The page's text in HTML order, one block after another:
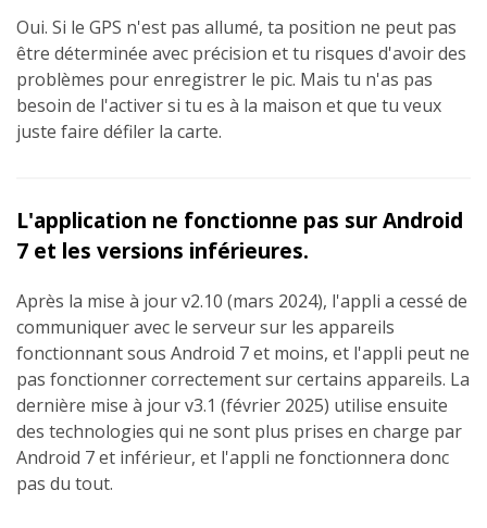
Oui. Si le GPS n'est pas allumé, ta position ne peut pas
être déterminée avec précision et tu risques d'avoir des
problèmes pour enregistrer le pic. Mais tu n'as pas
besoin de l'activer si tu es à la maison et que tu veux
juste faire défiler la carte.
L'application ne fonctionne pas sur Android
7 et les versions inférieures.
Après la mise à jour v2.10 (mars 2024), l'appli a cessé de
communiquer avec le serveur sur les appareils
fonctionnant sous Android 7 et moins, et l'appli peut ne
pas fonctionner correctement sur certains appareils. La
dernière mise à jour v3.1 (février 2025) utilise ensuite
des technologies qui ne sont plus prises en charge par
Android 7 et inférieur, et l'appli ne fonctionnera donc
pas du tout.